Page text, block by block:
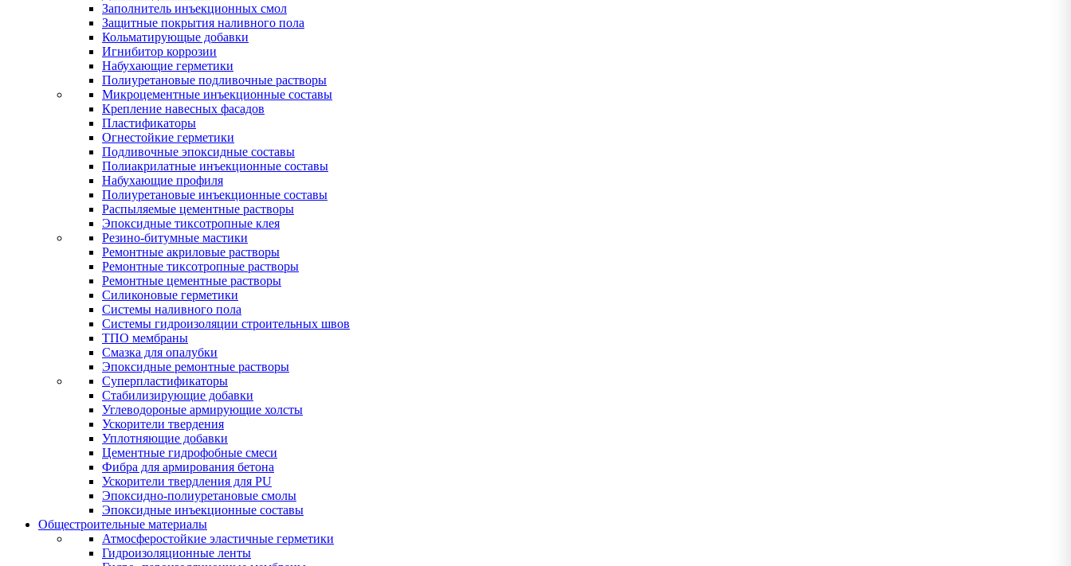
Заполнитель инъекционных смол
Защитные покрытия наливного пола
Кольматирующые добавки
Игнибитор коррозии
Набухающие герметики
Полиуретановые подливочные растворы
Микроцементные инъекционные составы
Крепление навесных фасадов
Пластификаторы
Огнестойкие герметики
Подливочные эпоксидные составы
Полиакрилатные инъекционные составы
Набухающие профиля
Полиуретановые инъекционные составы
Распыляемые цементные растворы
Эпоксидные тиксотропные клея
Резино-битумные мастики
Ремонтные акриловые растворы
Ремонтные тиксотропные растворы
Ремонтные цементные растворы
Силиконовые герметики
Системы наливного пола
Системы гидроизоляции строительных швов
ТПО мембраны
Смазка для опалубки
Эпоксидные ремонтные растворы
Суперпластификаторы
Стабилизирующие добавки
Углеводороные армирующие холсты
Ускорители твердения
Уплотняющие добавки
Цементные гидрофобные смеси
Фибра для армирования бетона
Ускорители твердления для PU
Эпоксидно-полиуретановые смолы
Эпоксидные инъекционные составы
Общестроительные материалы
Атмосферостойкие эластичные герметики
Гидроизоляционные ленты